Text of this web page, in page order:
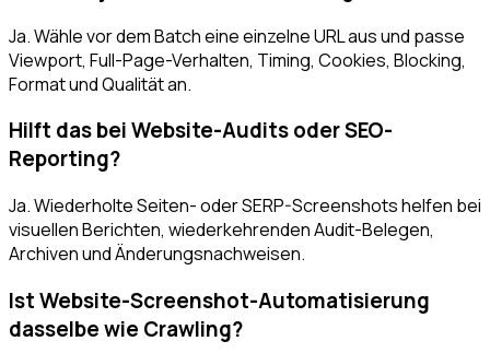
Ja. Wähle vor dem Batch eine einzelne URL aus und passe
Viewport, Full-Page-Verhalten, Timing, Cookies, Blocking,
Format und Qualität an.
Hilft das bei Website-Audits oder SEO-
Reporting?
Ja. Wiederholte Seiten- oder SERP-Screenshots helfen bei
visuellen Berichten, wiederkehrenden Audit-Belegen,
Archiven und Änderungsnachweisen.
Ist Website-Screenshot-Automatisierung
dasselbe wie Crawling?